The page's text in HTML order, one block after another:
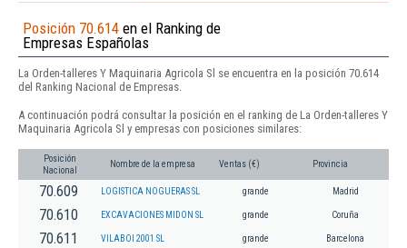
Posición 70.614 en el Ranking de
Empresas Españolas
La Orden-talleres Y Maquinaria Agricola Sl se encuentra en la posición 70.614
del Ranking Nacional de Empresas.
A continuación podrá consultar la posición en el ranking de La Orden-talleres Y
Maquinaria Agricola Sl y empresas con posiciones similares:
Posición
Nacional
Nombre de la empresa Ventas (€) Provincia
70.609 LOGISTICA NOGUERAS SL grande Madrid
70.610 EXCAVACIONES MIDON SL grande Coruña
70.611 VILABOI 2001 SL grande Barcelona